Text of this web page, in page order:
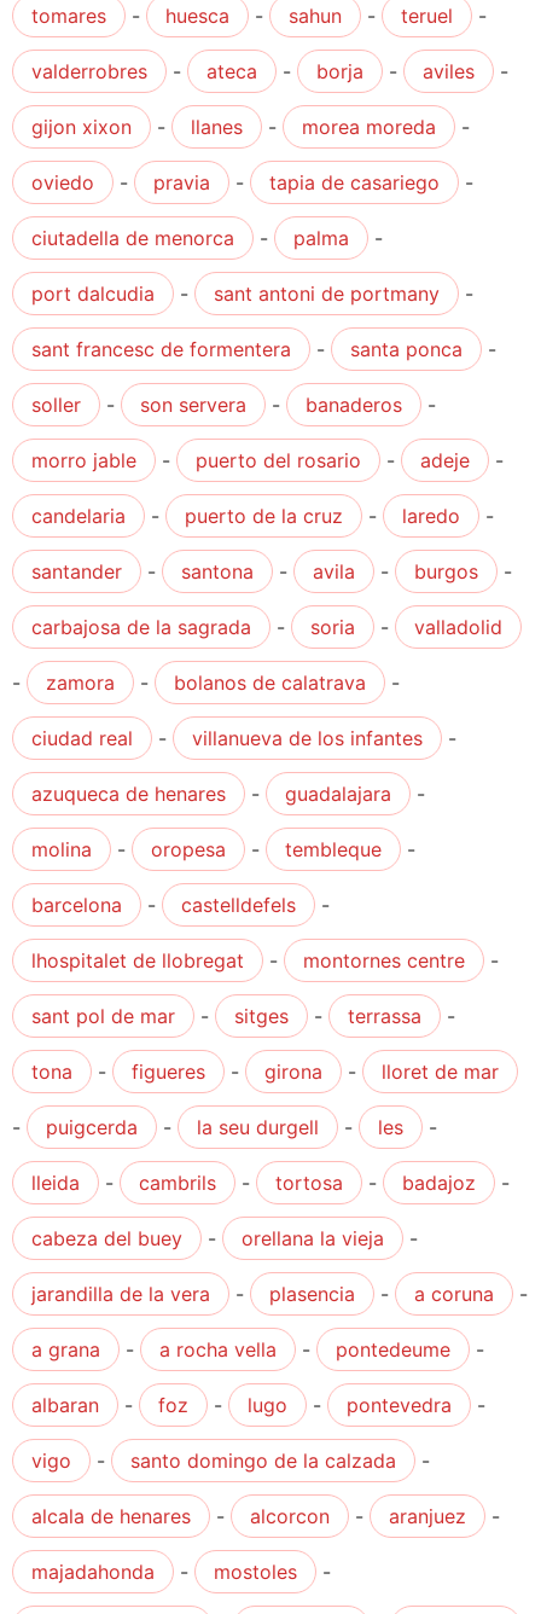
tomares - huesca - sahun - teruel -
valderrobres - ateca - borja - aviles -
gijon xixon - llanes - morea moreda -
oviedo - pravia - tapia de casariego -
ciutadella de menorca - palma -
port dalcudia - sant antoni de portmany -
sant francesc de formentera - santa ponca -
soller - son servera - banaderos -
morro jable - puerto del rosario - adeje -
candelaria - puerto de la cruz - laredo -
santander - santona - avila - burgos -
carbajosa de la sagrada - soria - valladolid
- zamora - bolanos de calatrava -
ciudad real - villanueva de los infantes -
azuqueca de henares - guadalajara -
molina - oropesa - tembleque -
barcelona - castelldefels -
lhospitalet de llobregat - montornes centre -
sant pol de mar - sitges - terrassa -
tona - figueres - girona - lloret de mar
- puigcerda - la seu durgell - les -
lleida - cambrils - tortosa - badajoz -
cabeza del buey - orellana la vieja -
jarandilla de la vera - plasencia - a coruna -
a grana - a rocha vella - pontedeume -
albaran - foz - lugo - pontevedra -
vigo - santo domingo de la calzada -
alcala de henares - alcorcon - aranjuez -
majadahonda - mostoles -